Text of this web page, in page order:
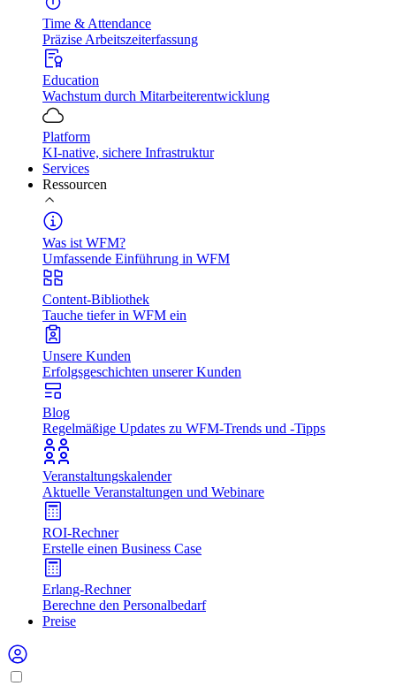
Time & Attendance
Präzise Arbeitszeiterfassung
Education
Wachstum durch Mitarbeiterentwicklung
Platform
KI-native, sichere Infrastruktur
Services
Ressourcen
Was ist WFM?
Umfassende Einführung in WFM
Content-Bibliothek
Tauche tiefer in WFM ein
Unsere Kunden
Erfolgsgeschichten unserer Kunden
Blog
Regelmäßige Updates zu WFM-Trends und -Tipps
Veranstaltungskalender
Aktuelle Veranstaltungen und Webinare
ROI-Rechner
Erstelle einen Business Case
Erlang-Rechner
Berechne den Personalbedarf
Preise